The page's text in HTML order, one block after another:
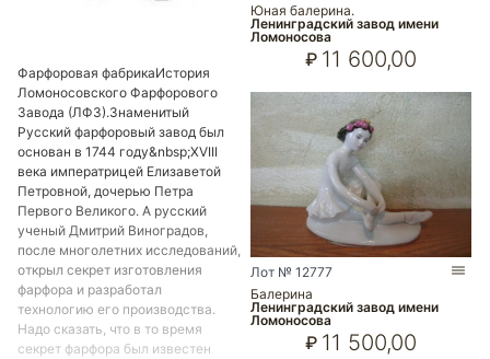
Фарфоровая фабрикаИстория
Ломоносовского Фарфорового
Завода (ЛФЗ).Знаменитый
Русский фарфоровый завод был
основан в 1744 году&nbsp;XVIII
века императрицей Елизаветой
Петровной, дочерью Петра
Первого Великого. А русский
ученый Дмитрий Виноградов,
после многолетних исследований,
открыл секрет изготовления
фарфора и разработал
технологию его производства.
Надо сказать, что в то время
секрет фарфора был известен
Юная балерина.
Ленинградский завод имени
Ломоносова
₽ 11 600,00
Лот № 12777
Балерина
Ленинградский завод имени
Ломоносова
₽ 11 500,00